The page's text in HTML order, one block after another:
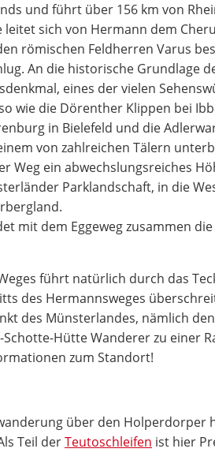
und führt über 156 km von
leitet sich von Hermann dem
römischen Feldherren Varus
An die historische Grundlage
eines der vielen
wie die Dörenther Klippen bei
in Bielefeld und die
von zahlreichen Tälern
Weg ein abwechslungsreiches
Parklandschaft, in die
mit dem Eggeweg zusammen
führt natürlich durch das
des Hermannsweges
des Münsterlandes, nämlich
Hütte Wanderer zu einer
zum Standort!
über den Holperdorper
Teil derTeutoschleifen ist hier